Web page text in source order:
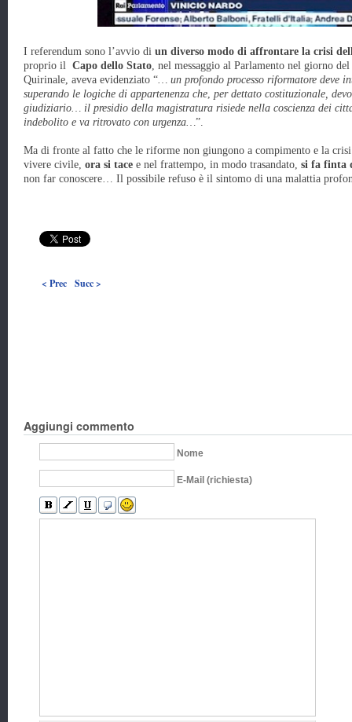
I referendum sono l’avvio di un diverso modo di affrontare la crisi
proprio il Capo dello Stato, nel messaggio al Parlamento nel giorno
Quirinale, aveva evidenziato “… un profondo processo riformatore deve
superando le logiche di appartenenza che, per dettato costituzionale,
giudiziario… il presidio della magistratura risiede nella coscienza dei
indebolito e va ritrovato con urgenza…”.
Ma di fronte al fatto che le riforme non giungono a compimento e la
vivere civile, ora si tace e nel frattempo, in modo trasandato, si fa finta
non far conoscere… Il possibile refuso è il sintomo di una malattia
< Prec Succ >
Aggiungi commento
Nome
E-Mail (richiesta)